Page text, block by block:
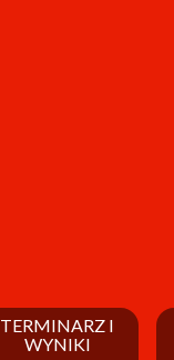
TERMINARZ I
WYNIKI